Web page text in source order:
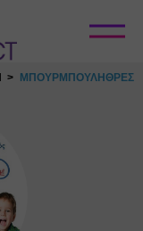
ΜΠΟΥΡΜΠΟΥΛΗΘΡΕΣ